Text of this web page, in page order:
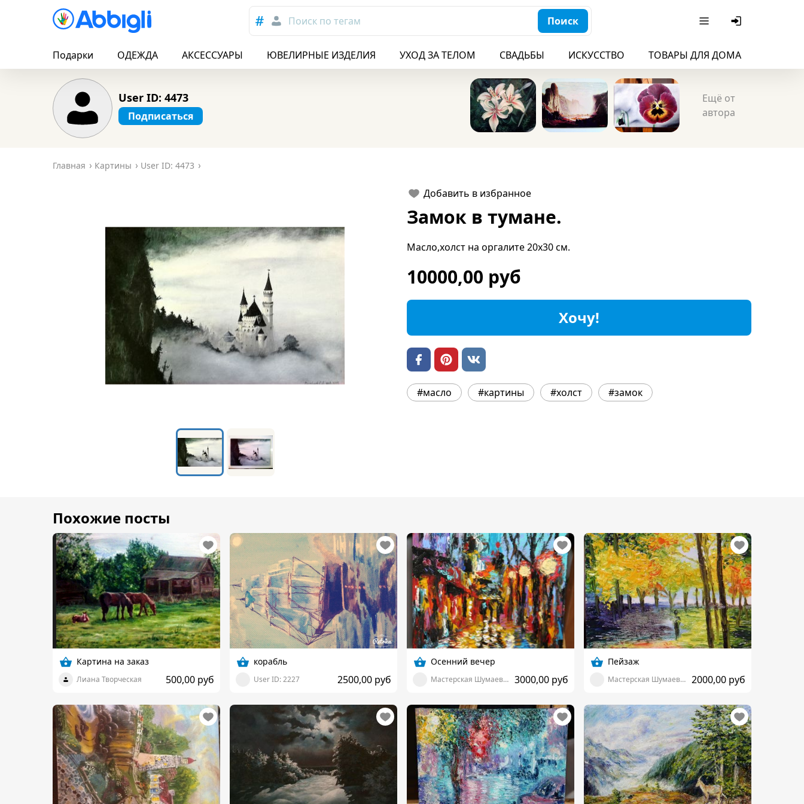
Поиск по тегам Поиск
Подарки ОДЕЖДА АКСЕССУАРЫ ЮВЕЛИРНЫЕ ИЗДЕЛИЯ УХОД ЗА ТЕЛОМ СВАДЬБЫ ИСКУССТВО ТОВАРЫ ДЛЯ ДОМА
User ID: 4473
Подписаться
Ещё от
автора
Главная Картины User ID: 4473
Добавить в избранное
Замок в тумане.
Масло,холст на оргалите 20х30 см.
10000,00 руб
Хочу!
#масло #картины #холст #замок
Похожие посты
Картина на заказ
Лиана Творческая 500,00 руб
корабль
User ID: 2227 2500,00 руб
Осенний вечер
Мастерская Шумаевой Марии 3000,00 руб
Пейзаж
Мастерская Шумаевой Марии 2000,00 руб